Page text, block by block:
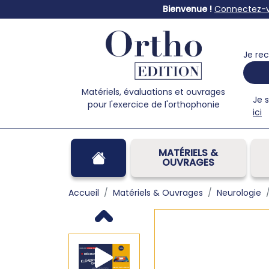
Bienvenue ! Connectez-
Matériels, évaluations et ouvrages
pour l'exercice de l'orthophonie
Je
Je
ici
MATÉRIELS &
OUVRAGES
Accueil Matériels & Ouvrages Neurologie
Previous